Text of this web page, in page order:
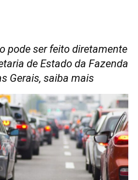
pode ser feito diretamente
de Estado da Fazenda
Gerais, saiba mais